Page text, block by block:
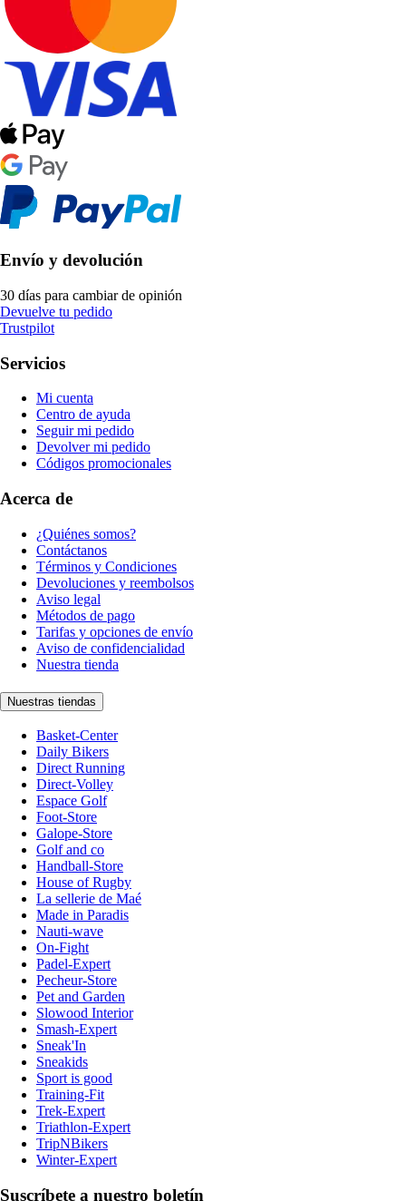
Envío y devolución
30 días para cambiar de opinión
Devuelve tu pedido
Trustpilot
Servicios
Mi cuenta
Centro de ayuda
Seguir mi pedido
Devolver mi pedido
Códigos promocionales
Acerca de
¿Quiénes somos?
Contáctanos
Términos y Condiciones
Devoluciones y reembolsos
Aviso legal
Métodos de pago
Tarifas y opciones de envío
Aviso de confidencialidad
Nuestra tienda
Nuestras tiendas
Basket-Center
Daily Bikers
Direct Running
Direct-Volley
Espace Golf
Foot-Store
Galope-Store
Golf and co
Handball-Store
House of Rugby
La sellerie de Maé
Made in Paradis
Nauti-wave
On-Fight
Padel-Expert
Pecheur-Store
Pet and Garden
Slowood Interior
Smash-Expert
Sneak'In
Sneakids
Sport is good
Training-Fit
Trek-Expert
Triathlon-Expert
TripNBikers
Winter-Expert
Suscríbete a nuestro boletín